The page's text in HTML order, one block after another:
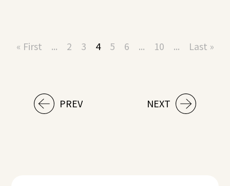
« First
PREV
... 2 3 4 5 6 ... 10 ...
NEXT
Last »